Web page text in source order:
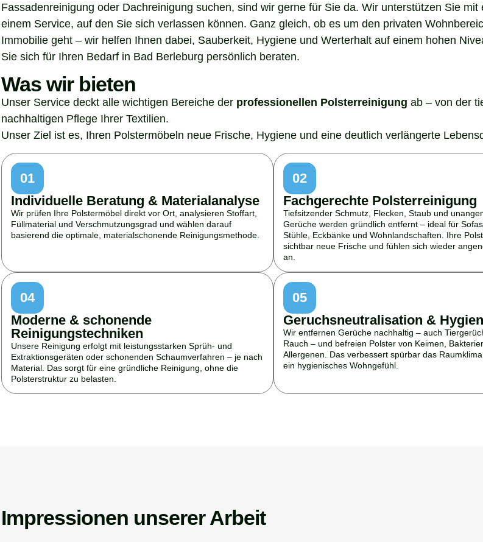
Fassadenreinigung oder Dachreinigung suchen, sind wir gerne für Sie da. Wir unterstützen Sie
einem Service, auf den Sie sich verlassen können. Ganz gleich, ob es um den privaten
Immobilie geht – wir helfen Ihnen dabei, Sauberkeit, Hygiene und Werterhalt auf einem hohen
Sie sich für Ihren Bedarf in Bad Berleburg persönlich beraten.
Was wir bieten
Unser Service deckt alle wichtigen Bereiche der professionellen Polsterreinigung ab – von der
nachhaltigen Pflege Ihrer Textilien.
Unser Ziel ist es, Ihren Polstermöbeln neue Frische, Hygiene und eine deutlich verlängerte
01
Individuelle Beratung & Materialanalyse
Wir prüfen Ihre Polstermöbel direkt vor Ort, analysieren Stoffart,
Füllmaterial und Verschmutzungsgrad und wählen darauf
basierend die optimale, materialschonende Reinigungsmethode.
02
Fachgerechte Polsterreinigung
Tiefsitzender Schmutz, Flecken, Staub und
Gerüche werden gründlich entfernt – ideal für
Stühle, Eckbänke und Wohnlandschaften. Ihre
sichtbar neue Frische und fühlen sich wieder
an.
04
Moderne & schonende
Reinigungstechniken
Unsere Reinigung erfolgt mit leistungsstarken Sprüh- und
Extraktionsgeräten oder schonenden Schaumverfahren – je nach
Material. Das sorgt für eine gründliche Reinigung, ohne die
Polsterstruktur zu belasten.
05
Geruchsneutralisation &
Wir entfernen Gerüche nachhaltig – auch
Rauch – und befreien Polster von Keimen,
Allergenen. Das verbessert spürbar das
ein hygienisches Wohngefühl.
Impressionen unserer Arbeit